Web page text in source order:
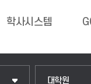
GOODGIL시스템
대학원
일반대학원